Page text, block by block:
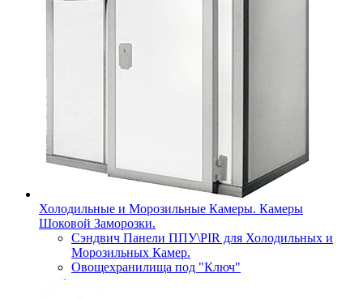
Холодильные и Морозильные Камеры. Камеры
Шоковой Заморозки.
Сэндвич Панели ППУ\PIR для Холодильных и
Морозильных Камер.
Овощехранилища под "Ключ"